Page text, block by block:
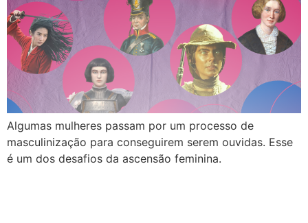
Algumas mulheres passam por um processo de
masculinização para conseguirem serem ouvidas. Esse
é um dos desafios da ascensão feminina.